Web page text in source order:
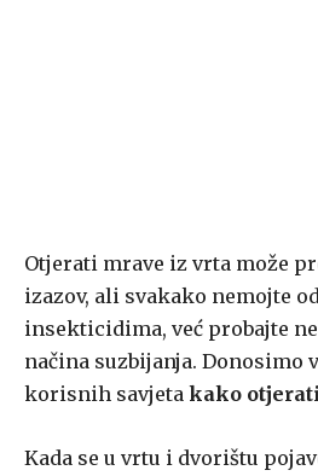
Otjerati mrave iz vrta može
izazov, ali svakako nemojte
insekticidima, već probajte
načina suzbijanja. Donosimo
korisnih savjeta kako
Kada se u vrtu i dvorištu